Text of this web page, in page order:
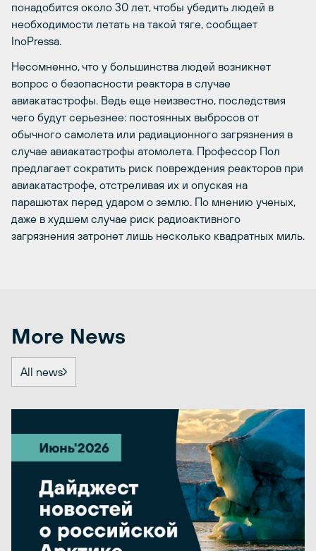
понадобится около 30 лет, чтобы убедить людей в
необходимости летать на такой тяге, сообщает
InoPressa.
Несомненно, что у большинства людей возникнет
вопрос о безопасности реактора в случае
авиакатастрофы. Ведь еще неизвестно, последствия
чего будут серьезнее: постоянных выбросов от
обычного самолета или радиационного загрязнения в
случае авиакатастрофы атомолета. Профессор Пол
предлагает сократить риск повреждения реакторов при
авиакатастрофе, отстреливая их и опуская на
парашютах перед ударом о землю. По мнению ученых,
даже в худшем случае риск радиоактивного
загрязнения затронет лишь несколько квадратных миль.
More News
All news